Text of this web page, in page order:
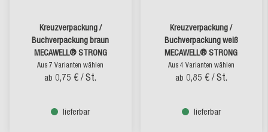
Kreuzverpackung /
Buchverpackung braun
MECAWELL® STRONG
Aus 7 Varianten wählen
ab 0,75 € / St.
lieferbar
Kreuzverpackung /
Buchverpackung weiß
MECAWELL® STRONG
Aus 4 Varianten wählen
ab 0,85 € / St.
lieferbar